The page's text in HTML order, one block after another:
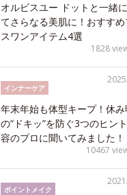
オルビスユー ドットと一緒
てさらなる美肌に！おすすめ
スワンアイテム4選
1828
インナーケア
年末年始も体型キープ！休み
の“ドキッ”を防ぐ3つのヒン
容のプロに聞いてみました！
10467
ポイントメイク